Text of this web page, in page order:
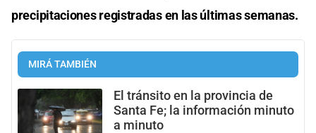
precipitaciones registradas en las últimas semanas.
MIRÁ TAMBIÉN
El tránsito en la provincia de
Santa Fe; la información minuto
a minuto